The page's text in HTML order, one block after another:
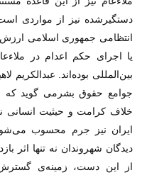
دستگیرشده نیز از مواردی
انتظامی جمهوری اسلامی ارزش
یا اجرای حکم اعدام در
بین‌المللی بوده‌اند. عبدالکریم
جوامع حقوق بشرمى گويد كه
خلاف کرامت و حیثیت انسانی
ایران نیز جرم محسوب
دیدگان شهروندان نه تنها اثر
از این دست، زمینه‌ی